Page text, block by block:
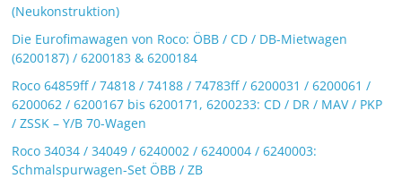
(Neukonstruktion)
Die Eurofimawagen von Roco: ÖBB / CD / DB-Mietwagen
(6200187) / 6200183 & 6200184
Roco 64859ff / 74818 / 74188 / 74783ff / 6200031 / 6200061 /
6200062 / 6200167 bis 6200171, 6200233: CD / DR / MAV / PKP
/ ZSSK – Y/B 70-Wagen
Roco 34034 / 34049 / 6240002 / 6240004 / 6240003:
Schmalspurwagen-Set ÖBB / ZB